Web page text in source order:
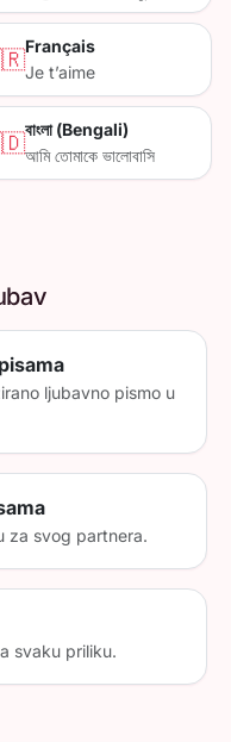
Français
Je t’aime
বাংলা (Bengali)
আমি তোমাকে ভালোবাসি
ljubavno pismo u
za svog partnera.
svaku priliku.